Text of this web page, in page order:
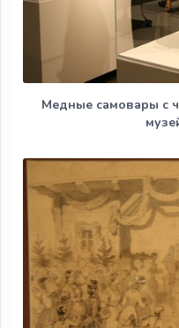
Медные самовары с